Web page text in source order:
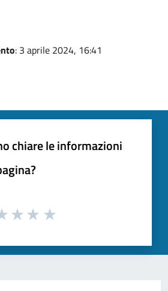
: 3 aprile 2024, 16:41
chiare le informazioni